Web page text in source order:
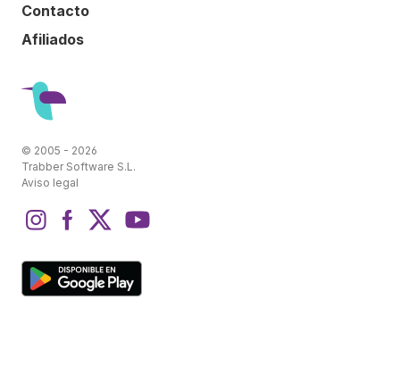
Contacto
Afiliados
© 2005 - 2026
Trabber Software S.L.
Aviso legal